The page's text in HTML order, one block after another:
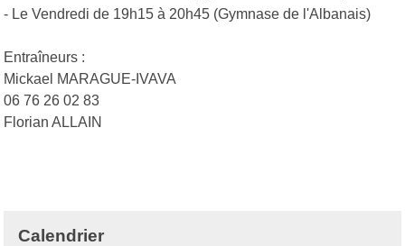
- Le Vendredi de 19h15 à 20h45 (Gymnase de l'Albanais)
Entraîneurs :
Mickael MARAGUE-IVAVA
06 76 26 02 83
Florian ALLAIN
Calendrier